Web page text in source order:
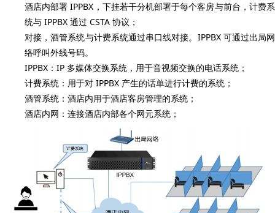
酒店内部署 IPPBX，下挂若干分机部署于每个客房与前台，计费系
统与 IPPBX 通过 CSTA 协议；
对接，酒管系统与计费系统通过串口线对接。IPPBX 可通过出局网
络呼叫外线号码。
IPPBX：IP 多媒体交换系统，用于音视频交换的电话系统；
计费系统：用于对 IPPBX 产生的话单进行计费的系统；
酒管系统：酒店内用于酒店客房管理的系统；
酒店内网：连接酒店内部各个网元系统；